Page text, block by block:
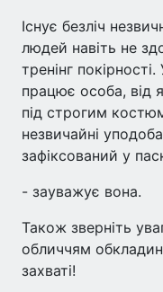
Існує безліч
людей навіть не
тренінг
працює особа, від
під строгим
незвичайні
зафіксований у
- зауважує вона.
Також зверніть
обличчям
захваті!